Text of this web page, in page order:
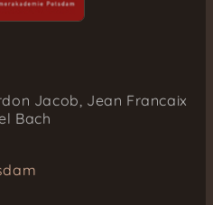
Jacob, Jean Francaix
Bach